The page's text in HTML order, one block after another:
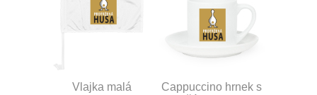
Vlajka malá
Cappuccino hrnek s